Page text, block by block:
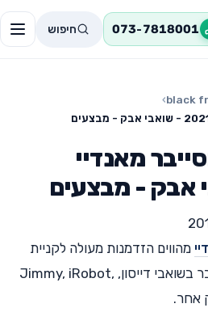
073-7818001 חיפוש
›
מאנדיי
מהווים הזדמנות מעולה לקניית
שואבי אבק – בין אם מדובר בשואבי דייסון, Jimmy, iRobot,